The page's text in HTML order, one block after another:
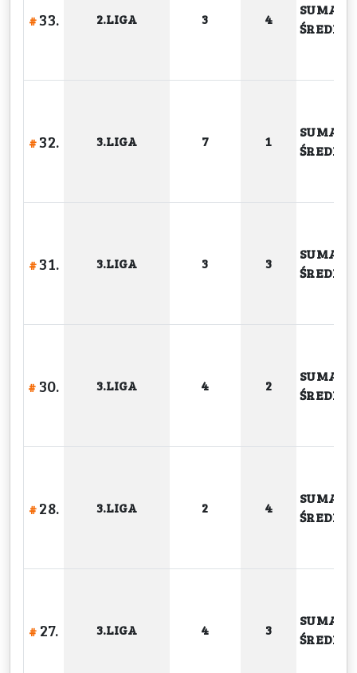
#33. 2.LIGA 3 4
SUMA
ŚREDNIA
#32. 3.LIGA 7 1
SUMA
ŚREDNIA
#31. 3.LIGA 3 3
SUMA
ŚREDNIA
#30. 3.LIGA 4 2
SUMA
ŚREDNIA
#28. 3.LIGA 2 4
SUMA
ŚREDNIA
# 27. 3.LIGA 4 3
SUMA
ŚREDNIA